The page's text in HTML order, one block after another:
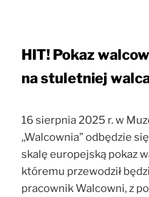
HIT! Pokaz
na stuletniej
16 sierpnia 2025 r. w
,,Walcownia” odbędzie
skalę europejską pokaz
któremu przewodził
pracownik Walcowni, z